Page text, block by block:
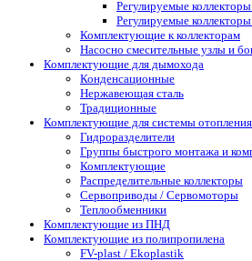
Регулируемые
Регулируемые
Комплектующие к коллекторам
Насосно смесительные узлы и
Комплектующие для дымохода
Конденсационные
Нержавеющая сталь
Традиционные
Комплектующие для системы отопления
Гидроразделители
Группы быстрого монтажа и
Комплектующие
Распределительные коллекторы
Сервоприводы / Сервомоторы
Теплообменники
Комплектующие из ПНД
Комплектующие из полипропилена
FV-plast / Ekoplastik